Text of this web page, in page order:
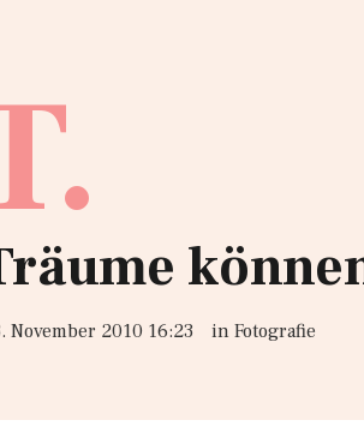
November 2010 16:23 in Fotografie